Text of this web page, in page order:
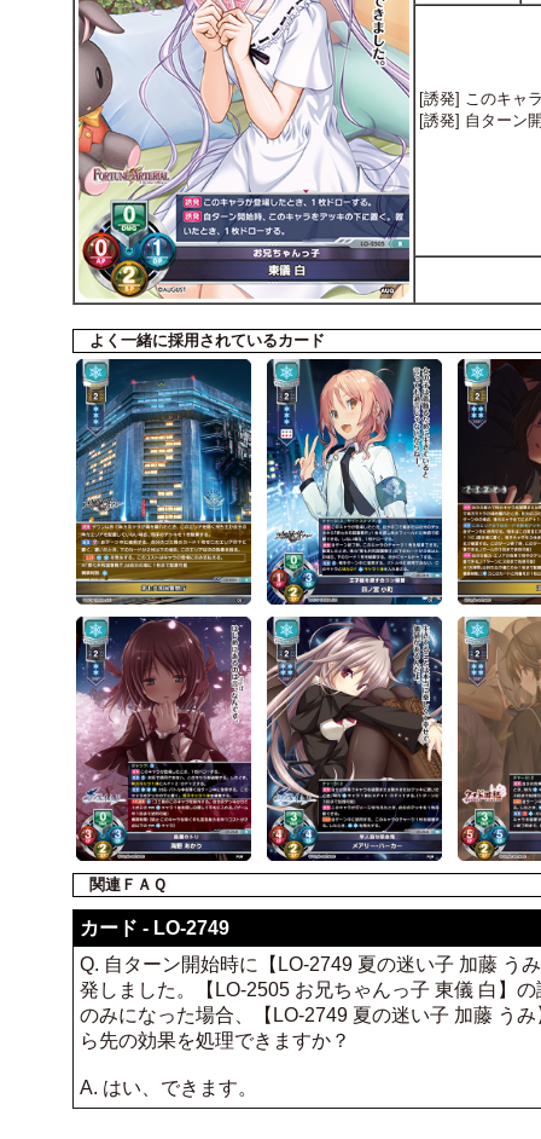
[誘発] このキャ
[誘発] 自ターン
よく一緒に採用されているカード
関連ＦＡＱ
カード - LO-2749
Q. 自ターン開始時に【LO-2749 夏の迷い子 加藤 う
発しました。【LO-2505 お兄ちゃんっ子 東儀 白】
のみになった場合、【LO-2749 夏の迷い子 加藤 う
ら先の効果を処理できますか？
A. はい、できます。